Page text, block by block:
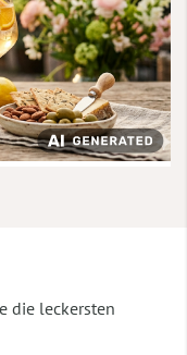
die leckersten